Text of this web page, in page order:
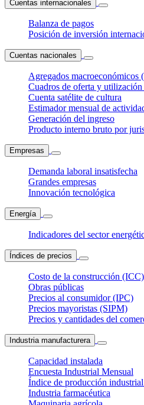
Cuentas internacionales
Balanza de pagos
Posición de inversión
Cuentas nacionales
Agregados macroeconómicos
Cuadros de oferta y
Cuenta satélite de cultura
Estimador mensual de
Generación del ingreso
Producto interno bruto por
Empresas
Demanda laboral insatisfecha
Grandes empresas
Innovación tecnológica
Energía
Indicadores del sector
Índices de precios
Costo de la construcción (ICC)
Obras públicas
Precios al consumidor (IPC)
Precios mayoristas (SIPM)
Precios y cantidades del
Industria manufacturera
Capacidad instalada
Encuesta Industrial Mensual
Índice de producción
Industria farmacéutica